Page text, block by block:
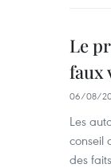
Le
faux
06/08/
Les
conseil
des